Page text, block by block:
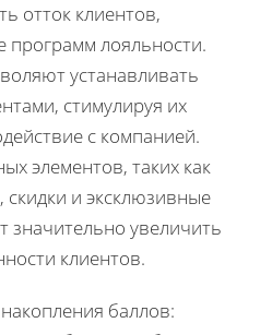
отток клиентов,
программ лояльности.
устанавливать
стимулируя их
с компанией.
элементов, таких как
скидки и эксклюзивные
значительно увеличить
клиентов.
баллов: